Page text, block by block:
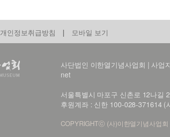
개인정보취급방침 | 모바일 보기
사단법인 이한열기념사업회 | 사
net
서울특별시 마포구 신촌로 12나길
후원계좌 : 신한 100-028-371614 (
COPYRIGHTⓒ (사)이한열기념사업